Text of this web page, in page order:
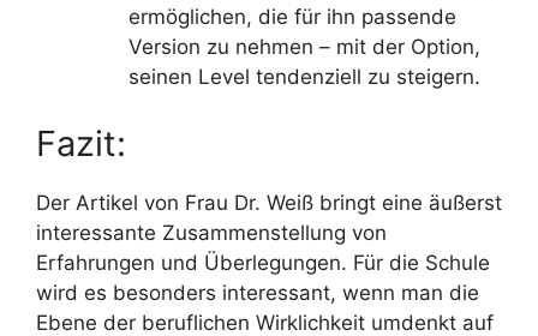
ermöglichen, die für ihn passende
Version zu nehmen – mit der Option,
seinen Level tendenziell zu steigern.
Fazit:
Der Artikel von Frau Dr. Weiß bringt eine äußerst
interessante Zusammenstellung von
Erfahrungen und Überlegungen. Für die Schule
wird es besonders interessant, wenn man die
Ebene der beruflichen Wirklichkeit umdenkt auf